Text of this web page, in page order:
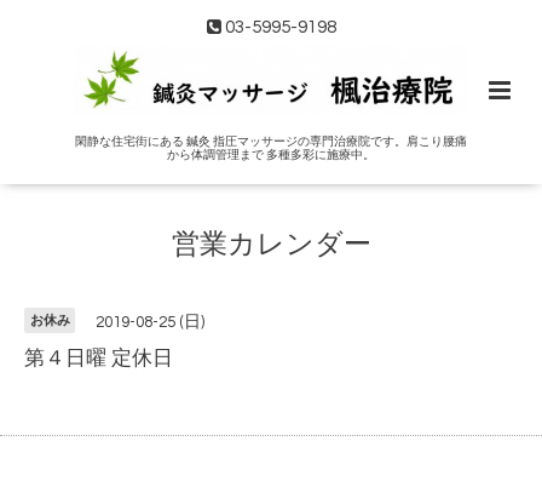
03-5995-9198
閑静な住宅街にある 鍼灸 指圧マッサージの専門治療院です。肩こり腰痛
から体調管理まで 多種多彩に施療中。
営業カレンダー
お休み 2019-08-25 (日)
第４日曜 定休日